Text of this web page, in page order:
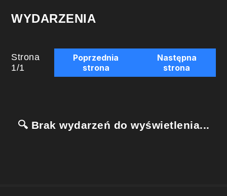
WYDARZENIA
Strona
1/1
Poprzednia
strona
Następna
strona
🔍 Brak wydarzeń do wyświetlenia...